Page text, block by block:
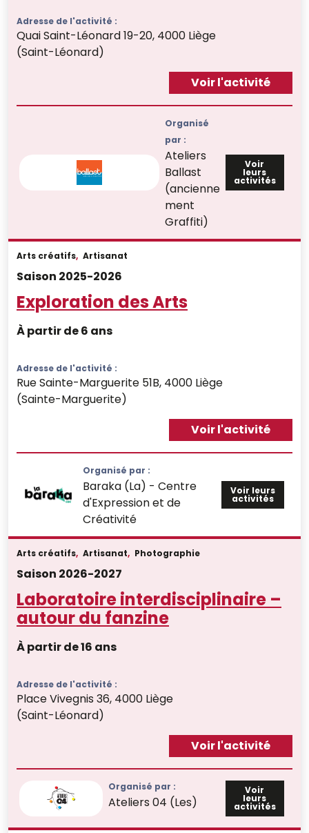
Organisé
par :
Ateliers
Ballast
(ancienne
ment
Graffiti)
Voir
leurs
activités
Adresse de l'activité :
Quai Saint-Léonard 19-20, 4000 Liège
(Saint-Léonard)
Voir l'activité
Organisé par :
Baraka (La) - Centre
d'Expression et de
Créativité
Voir leurs
activités
Arts créatifs, Artisanat
Saison 2025-2026
Exploration des Arts
À partir de 6 ans
Adresse de l'activité :
Rue Sainte-Marguerite 51B, 4000 Liège
(Sainte-Marguerite)
Voir l'activité
Organisé par :
Ateliers 04 (Les)
Voir
leurs
activités
Arts créatifs, Artisanat, Photographie
Saison 2026-2027
Laboratoire interdisciplinaire –
autour du fanzine
À partir de 16 ans
Adresse de l'activité :
Place Vivegnis 36, 4000 Liège
(Saint-Léonard)
Voir l'activité